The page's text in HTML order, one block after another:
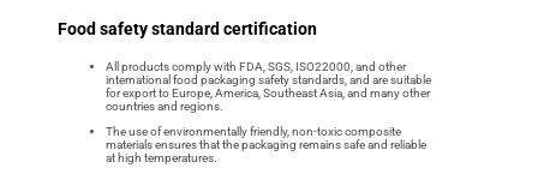
Food safety standard certification
All products comply with FDA, SGS, ISO22000, and other
international food packaging safety standards, and are suitable
for export to Europe, America, Southeast Asia, and many other
countries and regions.
The use of environmentally friendly, non-toxic composite
materials ensures that the packaging remains safe and reliable
at high temperatures.